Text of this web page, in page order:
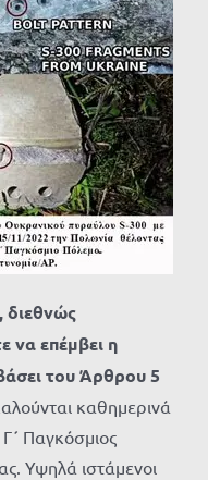
διεθνώς
να επέμβει η
του Άρθρου 5
καθημερινά
Γ΄ Παγκόσμιος
Υψηλά ιστάμενοι